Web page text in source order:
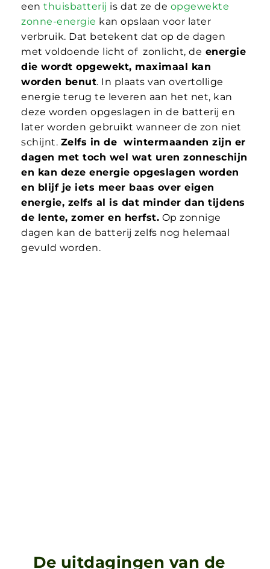
een thuisbatterij is dat ze de opgewekte
zonne-energie kan opslaan voor later
verbruik. Dat betekent dat op de dagen
met voldoende licht of zonlicht, de energie
die wordt opgewekt, maximaal kan
worden benut. In plaats van overtollige
energie terug te leveren aan het net, kan
deze worden opgeslagen in de batterij en
later worden gebruikt wanneer de zon niet
schijnt. Zelfs in de wintermaanden zijn er
dagen met toch wel wat uren zonneschijn
en kan deze energie opgeslagen worden
en blijf je iets meer baas over eigen
energie, zelfs al is dat minder dan tijdens
de lente, zomer en herfst. Op zonnige
dagen kan de batterij zelfs nog helemaal
gevuld worden.
De uitdagingen van de